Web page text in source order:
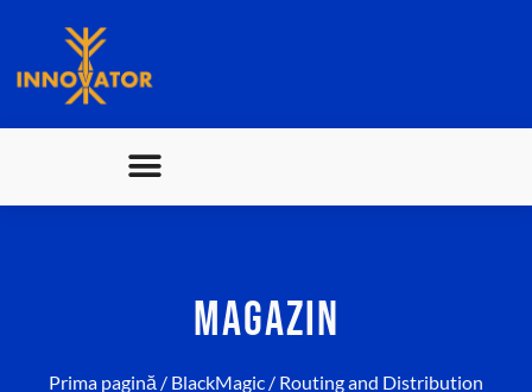
MAGAZIN
Prima pagină / BlackMagic / Routing and Distribution